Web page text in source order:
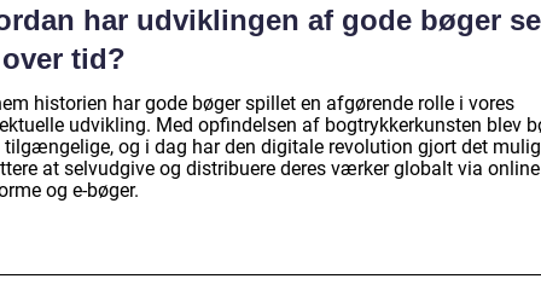
har udviklingen af gode bøger
tid?
historien har gode bøger spillet en afgørende rolle i vores
udvikling. Med opfindelsen af bogtrykkerkunsten blev
tilgængelige, og i dag har den digitale revolution gjort det
at selvudgive og distribuere deres værker globalt via online
og e-bøger.